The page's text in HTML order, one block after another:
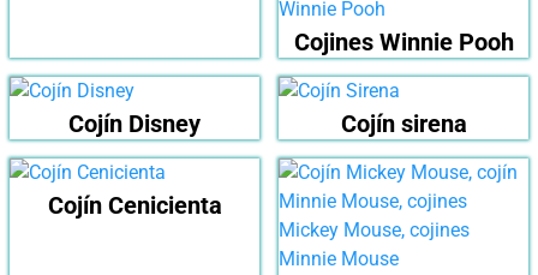
Cojines Winnie Pooh
Cojín Disney Cojín sirena
Cojín Cenicienta